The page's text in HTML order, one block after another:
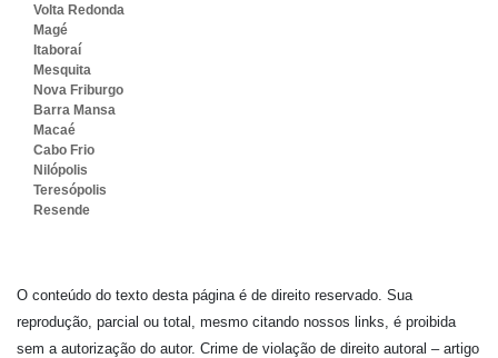
Volta Redonda
Magé
Itaboraí
Mesquita
Nova Friburgo
Barra Mansa
Macaé
Cabo Frio
Nilópolis
Teresópolis
Resende
O conteúdo do texto desta página é de direito reservado. Sua
reprodução, parcial ou total, mesmo citando nossos links, é proibida
sem a autorização do autor. Crime de violação de direito autoral – artigo